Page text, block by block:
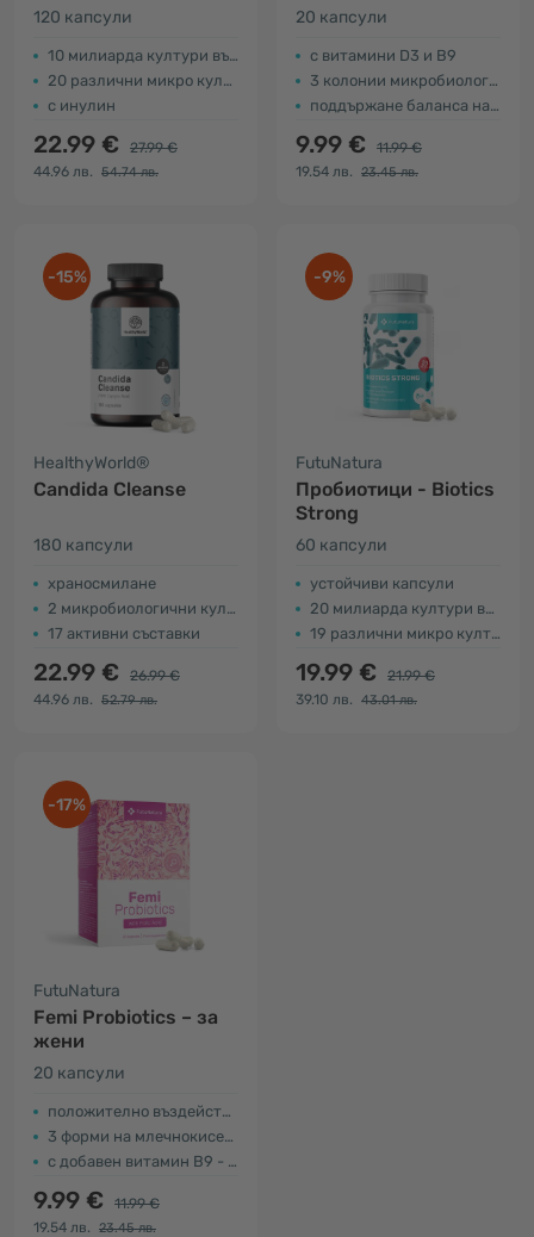
микробиологични
култури
120 капсули
10 милиарда култури във всяка капсула
20 различни микро култури
с инулин
22.99 €
27.99 €
44.96 лв.
54.74 лв.
20 капсули
с витамини D3 и B9
3 колонии микробиологични култури
поддържане баланса на флората
9.99 €
11.99 €
19.54 лв.
23.45 лв.
-15%
HealthyWorld®
Candida Cleanse
180 капсули
храносмилане
2 микробиологични култури
17 активни съставки
22.99 €
26.99 €
44.96 лв.
52.79 лв.
-9%
FutuNatura
Пробиотици - Biotics
Strong
60 капсули
устойчиви капсули
20 милиарда култури във всяка капсула
19 различни микро култури
19.99 €
21.99 €
39.10 лв.
43.01 лв.
-17%
FutuNatura
Femi Probiotics – за
жени
20 капсули
положително въздействие върху флората
3 форми на млечнокисели бактерии
с добавен витамин В9 - фолиева киселина
9.99 €
11.99 €
19.54 лв.
23.45 лв.